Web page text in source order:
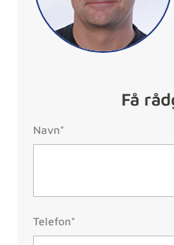
Få
Navn:
Navn*
Telefon:
(Påkrævet)
Telefon*